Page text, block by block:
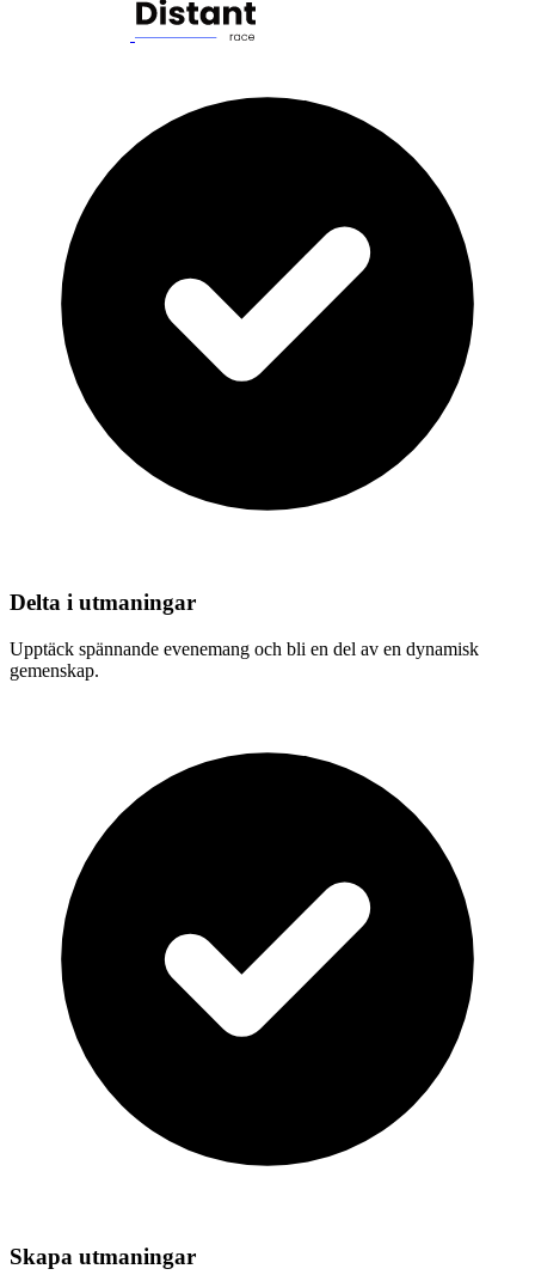
Delta i utmaningar
Upptäck spännande evenemang och bli en del av en dynamisk
gemenskap.
Skapa utmaningar